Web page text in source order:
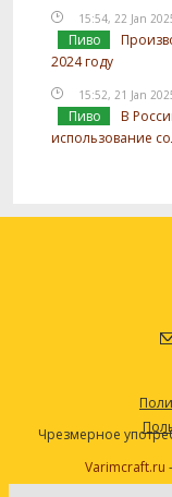
15:54, 22 Jan
Пиво
2024 году
15:52, 21 Jan
Пиво
В
использование
Чрезмерное
Varimcraft.ru